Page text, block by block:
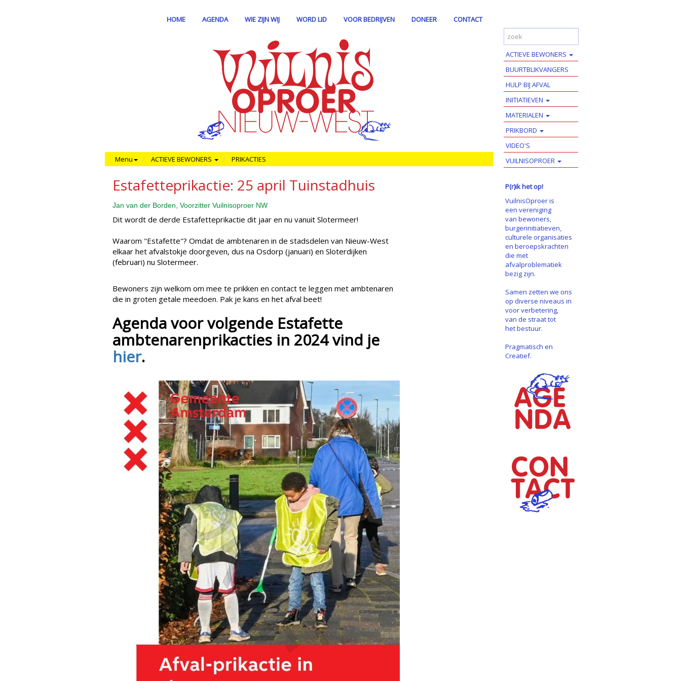
HOME AGENDA WIE ZIJN WIJ WORD LID VOOR BEDRIJVEN DONEER CONTACT
Menu ACTIEVE BEWONERS PRIKACTIES
Estafetteprikactie: 25 april Tuinstadhuis
Jan van der Borden, Voorzitter Vuilnisoproer NW
Dit wordt de derde Estafetteprikactie dit jaar en nu vanuit Slotermeer!
Waarom "Estafette"? Omdat de ambtenaren in de stadsdelen van Nieuw-West
elkaar het afvalstokje doorgeven, dus na Osdorp (januari) en Sloterdijken
(februari) nu Slotermeer.
Bewoners zijn welkom om mee te prikken en contact te leggen met ambtenaren
die in groten getale meedoen. Pak je kans en het afval beet!
Agenda voor volgende Estafette
ambtenarenprikacties in 2024 vind je
hier.
ACTIEVE BEWONERS
BUURTBLIKVANGERS
HULP BIJ AFVAL
INITIATIEVEN
MATERIALEN
PRIKBORD
VIDEO'S
VUILNISOPROER
P(r)ik het op!
VuilnisOproer is
een vereniging
van bewoners,
burgerinitiatieven,
culturele organisaties
en beroepskrachten
die met
afvalproblematiek
bezig zijn.
Samen zetten we ons
op diverse niveaus in
voor verbetering,
van de straat tot
het bestuur.
Pragmatisch en
Creatief.